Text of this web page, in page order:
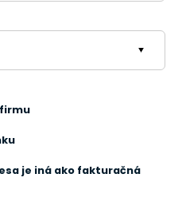
je iná ako fakturačná